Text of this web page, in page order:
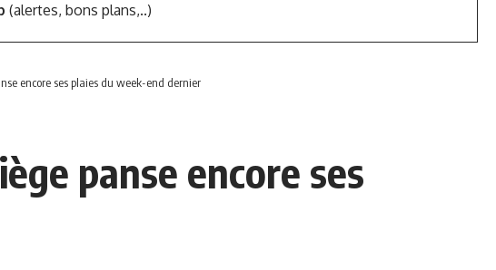
(alertes, bons plans,..)
encore ses plaies du week-end dernier
panse encore ses